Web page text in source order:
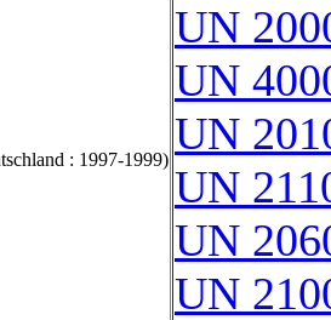
: 1997-1999)
UN
UN
UN
UN
UN
UN